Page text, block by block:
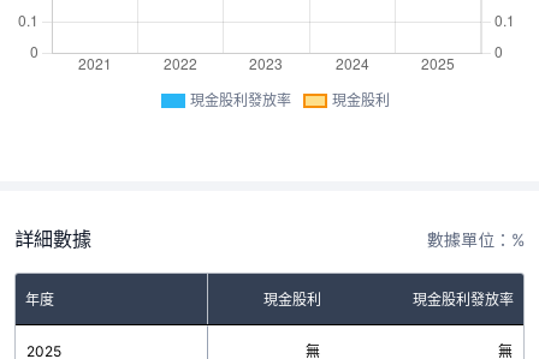
現金股利發放率 現金股利
詳細數據 數據單位：%
年度 現金股利 現金股利發放率
2025 無 無